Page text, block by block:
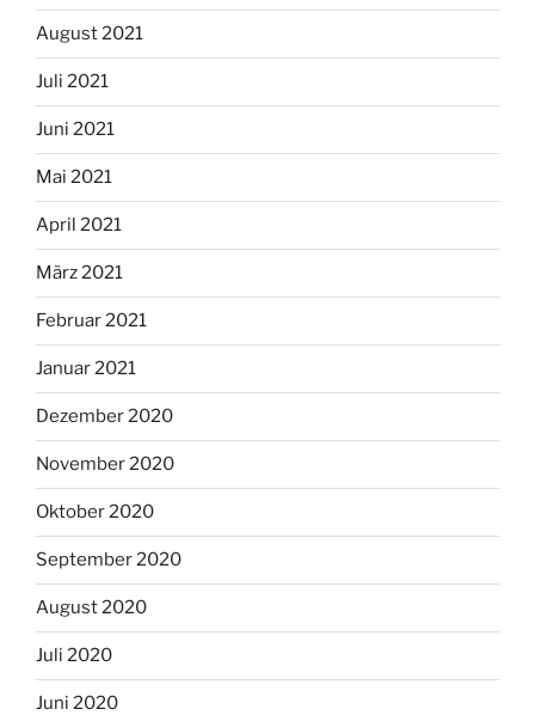
August 2021
Juli 2021
Juni 2021
Mai 2021
April 2021
März 2021
Februar 2021
Januar 2021
Dezember 2020
November 2020
Oktober 2020
September 2020
August 2020
Juli 2020
Juni 2020